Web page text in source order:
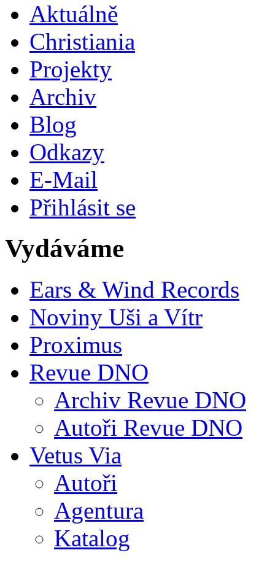
Aktuálně
Christiania
Projekty
Archiv
Blog
Odkazy
E-Mail
Přihlásit se
Vydáváme
Ears & Wind Records
Noviny Uši a Vítr
Proximus
Revue DNO
Archiv Revue DNO
Autoři Revue DNO
Vetus Via
Autoři
Agentura
Katalog